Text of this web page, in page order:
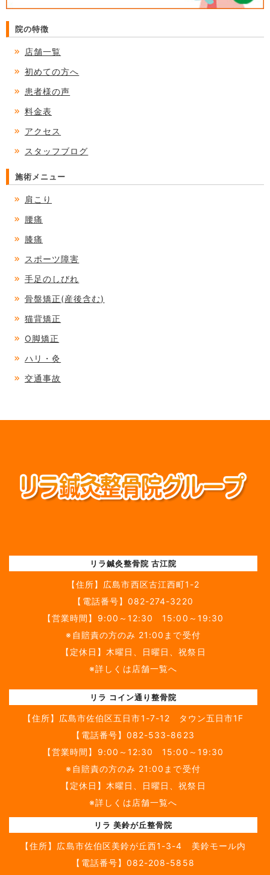
院の特徴
店舗一覧
初めての方へ
患者様の声
料金表
アクセス
スタッフブログ
施術メニュー
肩こり
腰痛
膝痛
スポーツ障害
手足のしびれ
骨盤矯正(産後含む)
猫背矯正
O脚矯正
ハリ・灸
交通事故
リラ鍼灸整骨院 古江院
【住所】 広島市西区古江西町1-2
【電話番号】 082-274-3220
【営業時間】9:00～12:30 15:00～19:30
※自賠責の方のみ 21:00まで受付
【定休日】木曜日、日曜日、祝祭日
※詳しくは店舗一覧へ
リラ コイン通り整骨院
【住所】 広島市佐伯区五日市1-7-12 タウン五日市1F
【電話番号】 082-533-8623
【営業時間】9:00～12:30 15:00～19:30
※自賠責の方のみ 21:00まで受付
【定休日】木曜日、日曜日、祝祭日
※詳しくは店舗一覧へ
リラ 美鈴が丘整骨院
【住所】 広島市佐伯区美鈴が丘西1-3-4 美鈴モール内
【電話番号】 082-208-5858